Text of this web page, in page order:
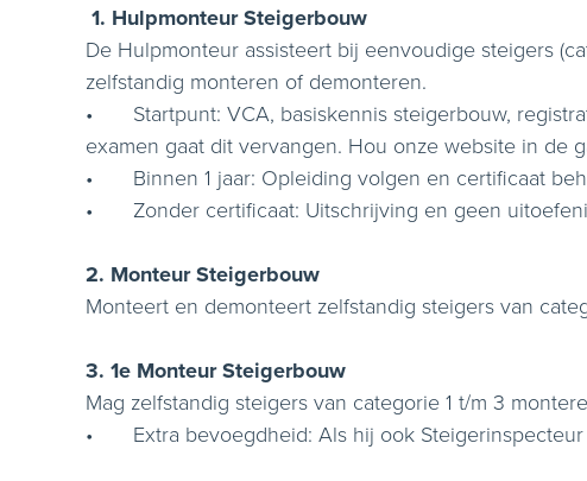
1. Hulpmonteur Steigerbouw
De Hulpmonteur assisteert bij eenvoudige steigers
zelfstandig monteren of demonteren.
•
Startpunt: VCA, basiskennis steigerbouw,
examen gaat dit vervangen. Hou onze website in
•
Binnen 1 jaar: Opleiding volgen en certificaat
•
Zonder certificaat: Uitschrijving en geen
2. Monteur Steigerbouw
Monteert en demonteert zelfstandig steigers van
3. 1e Monteur Steigerbouw
Mag zelfstandig steigers van categorie 1 t/m 3
•
Extra bevoegdheid: Als hij ook